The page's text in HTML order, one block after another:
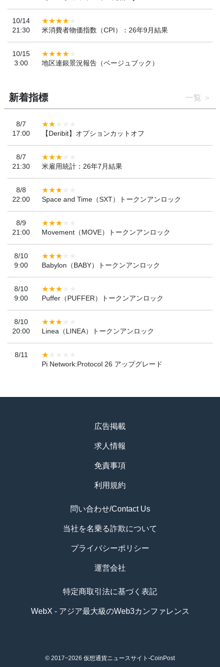
10/14
21:30
米消費者物価指数（CPI）：26年9月結果
10/15
3:00
地区連銀景況報告（ベージュブック）
新着指標 一覧
8/7
17:00
【Deribit】オプションカットオフ
8/7
21:30
米雇用統計：26年7月結果
8/8
22:00
Space and Time（SXT）トークンアンロック
8/9
21:00
Movement（MOVE）トークンアンロック
8/10
9:00
Babylon（BABY）トークンアンロック
8/10
9:00
Puffer（PUFFER）トークンアンロック
8/10
20:00
Linea（LINEA）トークンアンロック
8/11
Pi Network:Protocol 26 アップグレード
広告掲載
求人情報
免責事項
利用規約
問い合わせ/Contact Us
当社を名乗る詐欺について
プライバシーポリシー
運営会社
特定商取引法に基づく表記
WebX - アジア最大級のWeb3カンファレンス
© 2017−2026 仮想通貨ニュースサイト-CoinPost